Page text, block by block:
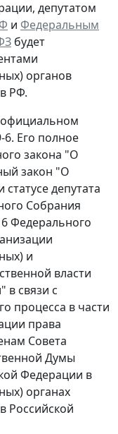
депутатом
и Федеральным
будет
органов
РФ.
официальном
Его полное
закона "О
закон "О
депутата
Собрания
Федерального
и
власти
в связи с
процесса в части
права
Совета
Думы
Федерации в
органах
Российской